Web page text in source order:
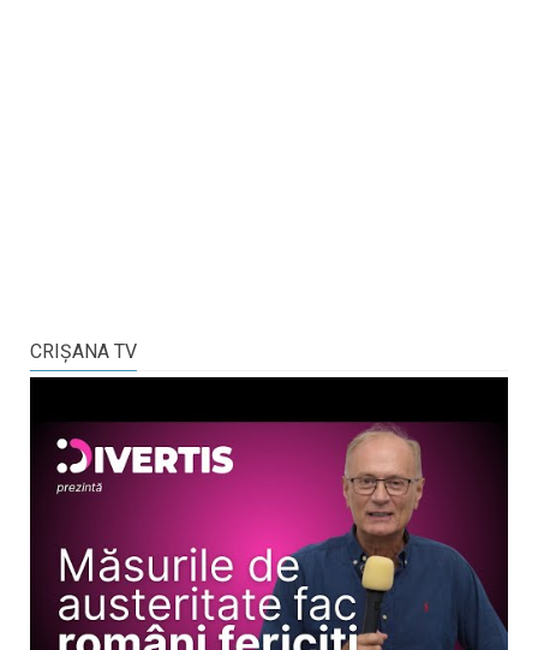
CRIŞANA TV